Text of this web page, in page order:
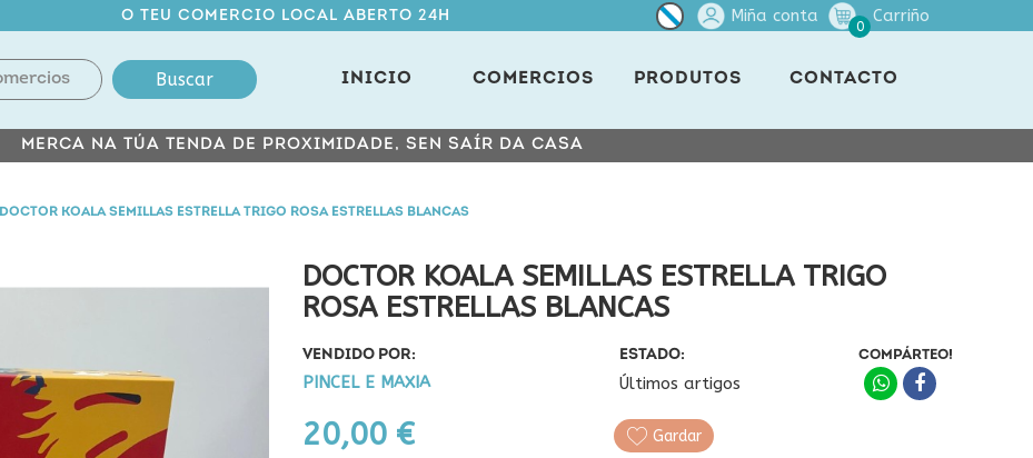
O TEU COMERCIO LOCAL ABERTO 24H Miña conta
0
Carriño
Buscar INICIO COMERCIOS PRODUTOS CONTACTO
MERCA NA TÚA TENDA DE PROXIMIDADE, SEN SAÍR DA CASA
DOCTOR KOALA SEMILLAS ESTRELLA TRIGO ROSA ESTRELLAS BLANCAS
DOCTOR KOALA SEMILLAS ESTRELLA TRIGO
ROSA ESTRELLAS BLANCAS
VENDIDO POR:
PINCEL E MAXIA
ESTADO:
Últimos artigos
20,00 €
COMPÁRTEO!
Gardar